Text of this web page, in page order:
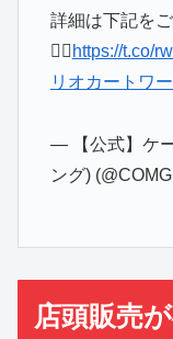
詳細は下記を
💁‍♀️ https://t.co/
リオカートワ
— 【公式】ケ
ング)
店頭販売